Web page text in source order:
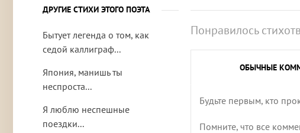
ДРУГИЕ СТИХИ ЭТОГО ПОЭТА
Бытует легенда о том, как
седой каллиграф...
Япония, манишь ты
неспроста...
Я люблю неспешные
поездки...
Понравилось
ОБЫЧНЫЕ
Будьте первым, кто
Помните, что все